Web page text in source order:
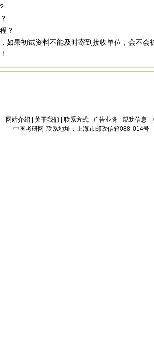
？
如果初试资料不能及时寄到接收单位，会不会
网站介绍 关于我们 联系方式 广告业务 帮助信息
中国考研网-联系地址：上海市邮政信箱088-014